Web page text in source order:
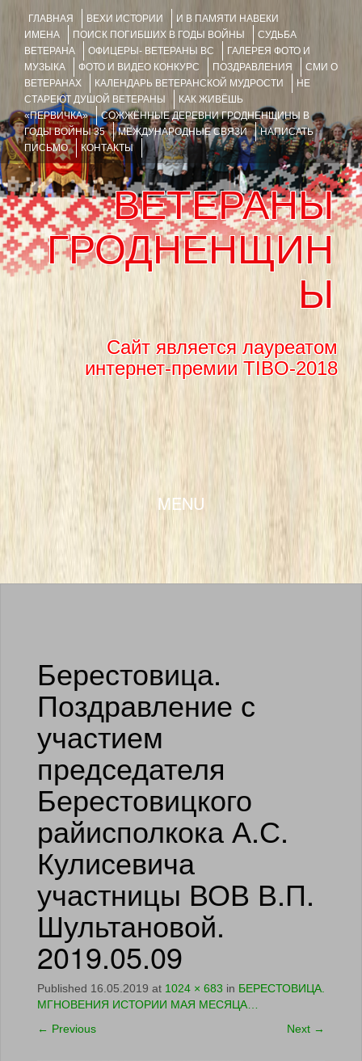
ГЛАВНАЯ ВЕХИ ИСТОРИИ
И В ПАМЯТИ НАВЕКИ
ИМЕНА
ПОИСК ПОГИБШИХ В ГОДЫ ВОЙНЫ
СУДЬБА
ВЕТЕРАНА
ОФИЦЕРЫ- ВЕТЕРАНЫ ВС
ГАЛЕРЕЯ ФОТО И
МУЗЫКА
ФОТО И ВИДЕО КОНКУРС ПОЗДРАВЛЕНИЯ
СМИ О
ВЕТЕРАНАХ
КАЛЕНДАРЬ ВЕТЕРАНСКОЙ МУДРОСТИ
НЕ
СТАРЕЮТ ДУШОЙ ВЕТЕРАНЫ
КАК ЖИВЁШЬ
«ПЕРВИЧКА»
СОЖЖЁННЫЕ ДЕРЕВНИ ГРОДНЕНЩИНЫ В
ГОДЫ ВОЙНЫ 35
МЕЖДУНАРОДНЫЕ СВЯЗИ
НАПИСАТЬ
ПИСЬМО
КОНТАКТЫ
ВЕТЕРАНЫ
ГРОДНЕНЩИН
Ы
Сайт является лауреатом
интернет-премии TIBO-2018
MENU
SKIP TO CONTENT
Берестовица.
Поздравление с
участием
председателя
Берестовицкого
райисполкока А.С.
Кулисевича
участницы ВОВ В.П.
Шультановой.
2019.05.09
Published 16.05.2019 at 1024 × 683 in БЕРЕСТОВИЦА.
МГНОВЕНИЯ ИСТОРИИ МАЯ МЕСЯЦА…
← Previous Next →